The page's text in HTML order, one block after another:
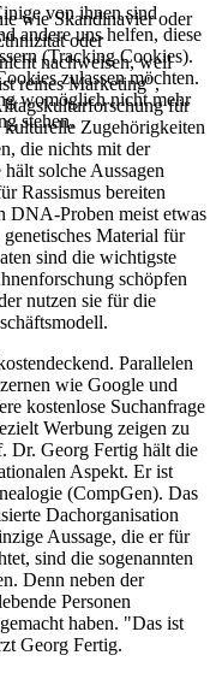
wie Skandinavier oder
oder
nachweisen, weil
reines Marketing",
für
kulturelle Zugehörigkeiten
die nichts mit der
solche Aussagen
Rassismus bereiten
DNA-Proben meist etwas
Material für
sind die wichtigste
schöpfen
nutzen sie für die
Parallelen
wie Google und
kostenlose Suchanfrage
Werbung zeigen zu
Dr. Georg Fertig hält die
Aspekt. Er ist
(CompGen). Das
Dachorganisation
Aussage, die er für
sind die sogenannten
Denn neben der
Personen
haben. "Das ist
Georg Fertig.
von ihnen sind
andere uns helfen, diese
(Tracking Cookies).
zulassen möchten.
womöglich nicht mehr
stehen.